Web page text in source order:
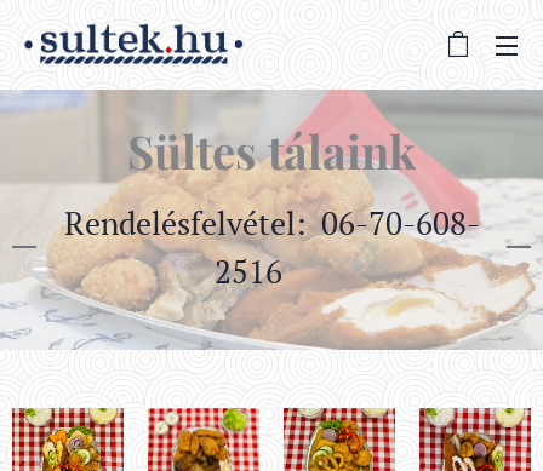
Sültes tálaink
Rendelésfelvétel: 06-70-608-
2516 📞